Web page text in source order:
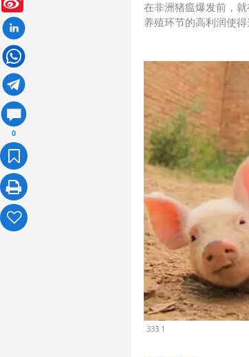
0
在非洲猪瘟爆发前，
养殖环节的高利润使得
333 1